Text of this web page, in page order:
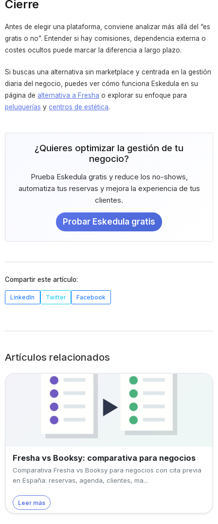
Cierre
Antes de elegir una plataforma, conviene analizar más allá del “es
gratis o no”. Entender si hay comisiones, dependencia externa o
costes ocultos puede marcar la diferencia a largo plazo.
Si buscas una alternativa sin marketplace y centrada en la gestión
diaria del negocio, puedes ver cómo funciona Eskedula en su
página de alternativa a Fresha o explorar su enfoque para
peluquerías ycentros de estética.
¿Quieres optimizar la gestión de tu
negocio?
Prueba Eskedula gratis y reduce los no-shows,
automatiza tus reservas y mejora la experiencia de tus
clientes.
Probar Eskedula gratis
Compartir este artículo:
LinkedIn Twitter Facebook
Artículos relacionados
Fresha vs Booksy: comparativa para negocios
Comparativa Fresha vs Booksy para negocios con cita previa
en España: reservas, agenda, clientes, ma...
Leer más